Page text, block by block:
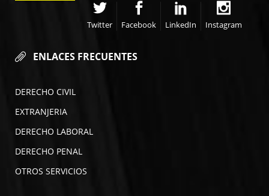
Twitter Facebook LinkedIn Instagram
ENLACES FRECUENTES
DERECHO CIVIL
EXTRANJERIA
DERECHO LABORAL
DERECHO PENAL
OTROS SERVICIOS